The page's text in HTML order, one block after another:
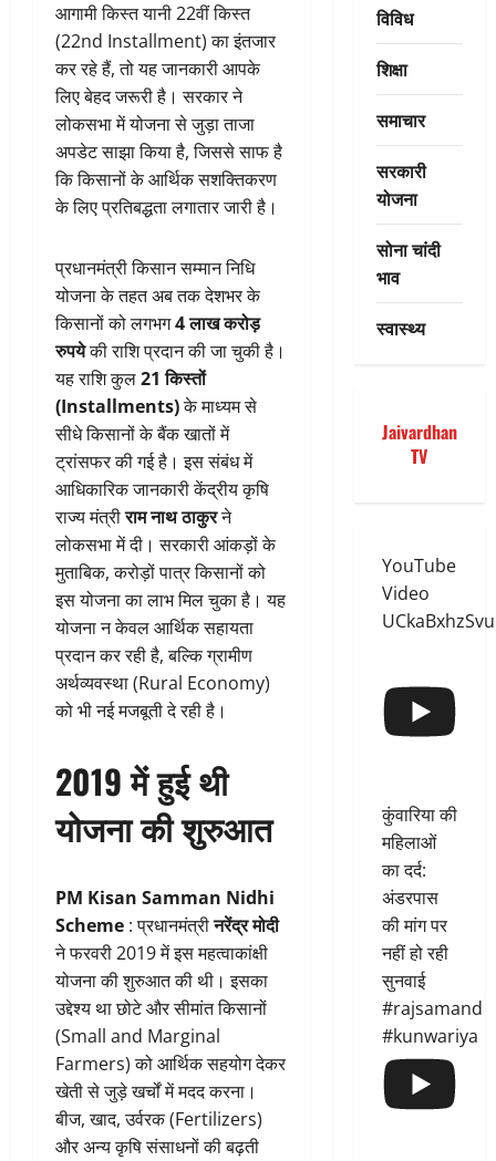
आगामी किस्त यानी 22वीं किस्त
(22nd Installment) का इंतजार
कर रहे हैं, तो यह जानकारी आपके
लिए बेहद जरूरी है। सरकार ने
लोकसभा में योजना से जुड़ा ताजा
अपडेट साझा किया है, जिससे साफ है
कि किसानों के आर्थिक सशक्तिकरण
के लिए प्रतिबद्धता लगातार जारी है।
प्रधानमंत्री किसान सम्मान निधि
योजना के तहत अब तक देशभर के
किसानों को लगभग4 लाख करोड़
रुपयेकी राशि प्रदान की जा चुकी है।
यह राशि कुल21 किस्तों
(Installments)के माध्यम से
सीधे किसानों के बैंक खातों में
ट्रांसफर की गई है। इस संबंध में
आधिकारिक जानकारी केंद्रीय कृषि
राज्य मंत्रीराम नाथ ठाकुरने
लोकसभा में दी। सरकारी आंकड़ों के
मुताबिक, करोड़ों पात्र किसानों को
इस योजना का लाभ मिल चुका है। यह
योजना न केवल आर्थिक सहायता
प्रदान कर रही है, बल्कि ग्रामीण
अर्थव्यवस्था (Rural Economy)
को भी नई मजबूती दे रही है।
2019 में हुई थी
योजना की शुरुआत
PM Kisan Samman Nidhi
Scheme : प्रधानमंत्रीनरेंद्र मोदी
ने फरवरी 2019 में इस महत्वाकांक्षी
योजना की शुरुआत की थी। इसका
उद्देश्य था छोटे और सीमांत किसानों
(Small and Marginal
Farmers) को आर्थिक सहयोग देकर
खेती से जुड़े खर्चों में मदद करना।
बीज, खाद, उर्वरक (Fertilizers)
और अन्य कृषि संसाधनों की बढ़ती
विविध
शिक्षा
समाचार
सरकारी
योजना
सोना चांदी
भाव
स्वास्थ्य
Jaivardhan
TV
YouTube
Video
कुंवारिया की
महिलाओं
का दर्द:
अंडरपास
की मांग पर
नहीं हो रही
सुनवाई
#rajsamand
#kunwariya